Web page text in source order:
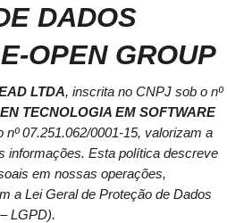
DADOS
OPEN GROUP
LTDA, inscrita no CNPJ sob o nº
TECNOLOGIA EM SOFTWARE
07.251.062/0001-15, valorizam a
informações. Esta política descreve
em nossas operações,
a Lei Geral de Proteção de Dados
LGPD).